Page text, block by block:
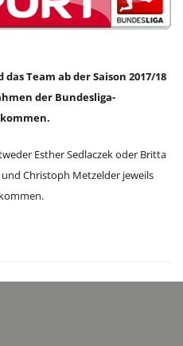
Team ab der Saison 2017/18
der Bundesliga-
Esther Sedlaczek oder Britta
Christoph Metzelder jeweils